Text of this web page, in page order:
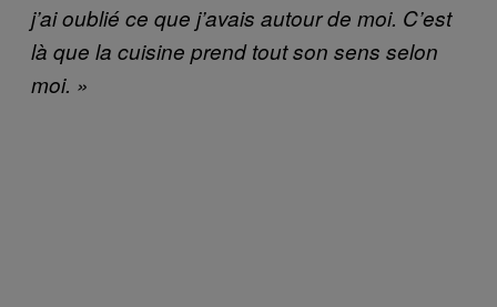
j’ai oublié ce que j’avais autour de moi. C’est
là que la cuisine prend tout son sens selon
moi. »